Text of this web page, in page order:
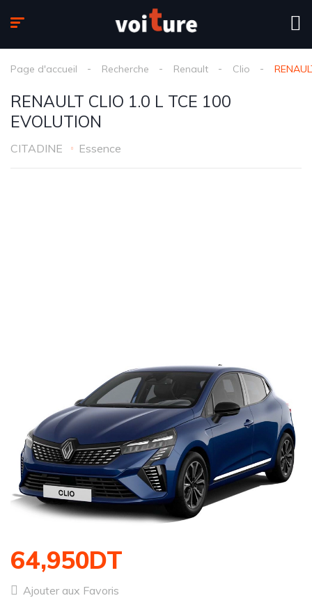
Page d'accueil Recherche Renault Clio
RENAULT CLIO 1.0 L TCE 100
EVOLUTION
CITADINE Essence
64,950DT
Ajouter aux Favoris